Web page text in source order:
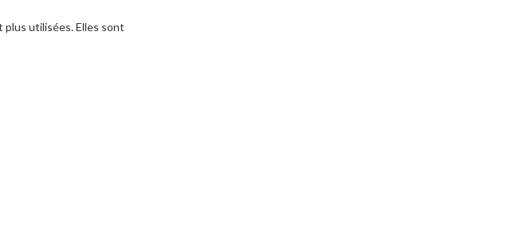
utilisées. Elles sont